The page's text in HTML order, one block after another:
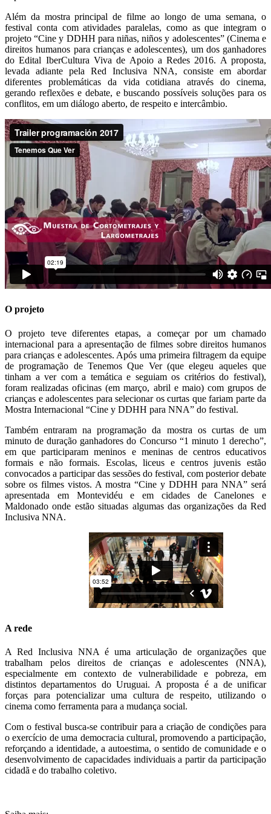
Além da mostra principal de filme ao longo de uma semana, o
festival conta com atividades paralelas, como as que integram o
projeto “Cine y DDHH para niñas, niños y adolescentes” (Cinema e
direitos humanos para crianças e adolescentes), um dos ganhadores
do Edital IberCultura Viva de Apoio a Redes 2016. A proposta,
levada adiante pela Red Inclusiva NNA, consiste em abordar
diferentes problemáticas da vida cotidiana através do cinema,
gerando reflexões e debate, e buscando possíveis soluções para os
conflitos, em um diálogo aberto, de respeito e intercâmbio.
O projeto
O projeto teve diferentes etapas, a começar por um chamado
internacional para a apresentação de filmes sobre direitos humanos
para crianças e adolescentes. Após uma primeira filtragem da equipe
de programação de Tenemos Que Ver (que elegeu aqueles que
tinham a ver com a temática e seguiam os critérios do festival),
foram realizadas oficinas (em março, abril e maio) com grupos de
crianças e adolescentes para selecionar os curtas que fariam parte da
Mostra Internacional “Cine y DDHH para NNA” do festival.
Também entraram na programação da mostra os curtas de um
minuto de duração ganhadores do Concurso “1 minuto 1 derecho”,
em que participaram meninos e meninas de centros educativos
formais e não formais. Escolas, liceus e centros juvenis estão
convocados a participar das sessões do festival, com posterior debate
sobre os filmes vistos. A mostra “Cine y DDHH para NNA” será
apresentada em Montevidéu e em cidades de Canelones e
Maldonado onde estão situadas algumas das organizações da Red
Inclusiva NNA.
A rede
A Red Inclusiva NNA é uma articulação de organizações que
trabalham pelos direitos de crianças e adolescentes (NNA),
especialmente em contexto de vulnerabilidade e pobreza, em
distintos departamentos do Uruguai. A proposta é a de unificar
forças para potencializar uma cultura de respeito, utilizando o
cinema como ferramenta para a mudança social.
Com o festival busca-se contribuir para a criação de condições para
o exercício de uma democracia cultural, promovendo a participação,
reforçando a identidade, a autoestima, o sentido de comunidade e o
desenvolvimento de capacidades individuais a partir da participação
cidadã e do trabalho coletivo.